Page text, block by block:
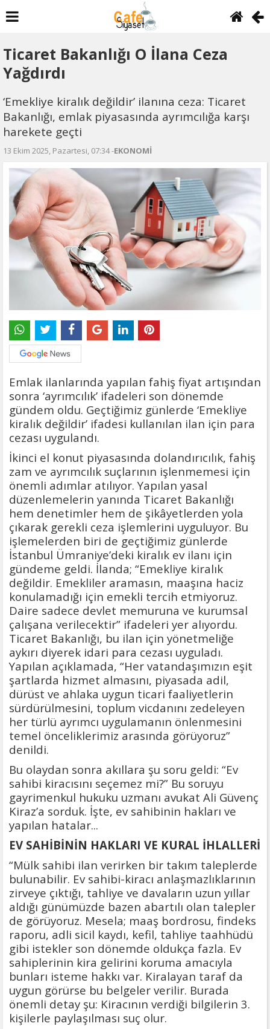
Ticaret Bakanlığı O İlana Ceza
Yağdırdı
‘Emekliye kiralık değildir’ ilanına ceza: Ticaret
Bakanlığı, emlak piyasasında ayrımcılığa karşı
harekete geçti
13 Ekim 2025, Pazartesi, 07:34 -EKONOMİ
Emlak ilanlarında yapılan fahiş fiyat artışından
sonra ‘ayrımcılık’ ifadeleri son dönemde
gündem oldu. Geçtiğimiz günlerde ‘Emekliye
kiralık değildir’ ifadesi kullanılan ilan için para
cezası uygulandı.
İkinci el konut piyasasında dolandırıcılık, fahiş
zam ve ayrımcılık suçlarının işlenmemesi için
önemli adımlar atılıyor. Yapılan yasal
düzenlemelerin yanında Ticaret Bakanlığı
hem denetimler hem de şikâyetlerden yola
çıkarak gerekli ceza işlemlerini uyguluyor. Bu
işlemelerden biri de geçtiğimiz günlerde
İstanbul Ümraniye’deki kiralık ev ilanı için
gündeme geldi. İlanda; “Emekliye kiralık
değildir. Emekliler aramasın, maaşına haciz
konulamadığı için emekli tercih etmiyoruz.
Daire sadece devlet memuruna ve kurumsal
çalışana verilecektir” ifadeleri yer alıyordu.
Ticaret Bakanlığı, bu ilan için yönetmeliğe
aykırı diyerek idari para cezası uyguladı.
Yapılan açıklamada, “Her vatandaşımızın eşit
şartlarda hizmet almasını, piyasada adil,
dürüst ve ahlaka uygun ticari faaliyetlerin
sürdürülmesini, toplum vicdanını zedeleyen
her türlü ayrımcı uygulamanın önlenmesini
temel önceliklerimiz arasında görüyoruz”
denildi.
Bu olaydan sonra akıllara şu soru geldi: “Ev
sahibi kiracısını seçemez mi?” Bu soruyu
gayrimenkul hukuku uzmanı avukat Ali Güvenç
Kiraz’a sorduk. İşte, ev sahibinin hakları ve
yapılan hatalar...
EV SAHİBİNİN HAKLARI VE KURAL İHLALLERİ
“Mülk sahibi ilan verirken bir takım taleplerde
bulunabilir. Ev sahibi-kiracı anlaşmazlıklarının
zirveye çıktığı, tahliye ve davaların uzun yıllar
aldığı günümüzde bazen abartılı olan talepler
de görüyoruz. Mesela; maaş bordrosu, findeks
raporu, adli sicil kaydı, kefil, tahliye taahhüdü
gibi istekler son dönemde oldukça fazla. Ev
sahiplerinin kira gelirini koruma amacıyla
bunları isteme hakkı var. Kiralayan taraf da
uygun görürse bu belgeler verilir. Burada
önemli detay şu: Kiracının verdiği bilgilerin 3.
kişilerle paylaşılması suç olur.